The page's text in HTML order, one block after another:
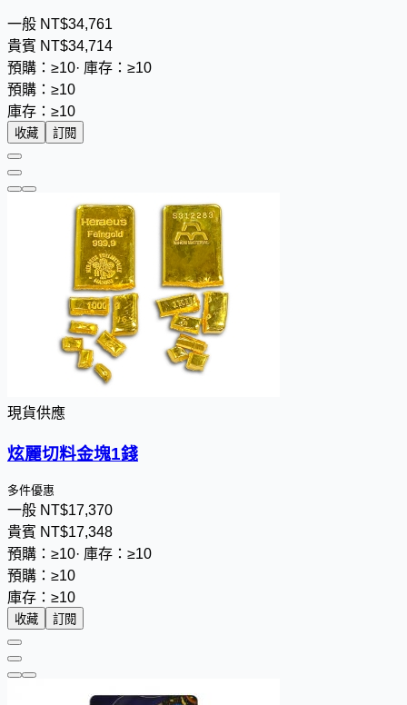
一般 NT$34,761
貴賓 NT$34,714
預購：≥10· 庫存：≥10
預購：≥10
庫存：≥10
收藏 訂閱
現貨供應
炫麗切料金塊1錢
多件優惠
一般 NT$17,370
貴賓 NT$17,348
預購：≥10· 庫存：≥10
預購：≥10
庫存：≥10
收藏 訂閱